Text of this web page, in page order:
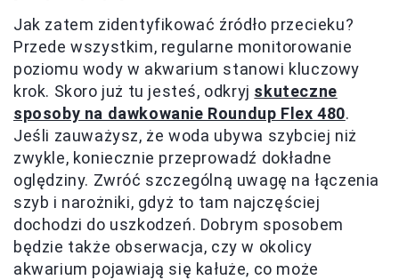
Jak zatem zidentyfikować źródło przecieku?
Przede wszystkim, regularne monitorowanie
poziomu wody w akwarium stanowi kluczowy
krok. Skoro już tu jesteś, odkryj skuteczne
sposoby na dawkowanie Roundup Flex 480.
Jeśli zauważysz, że woda ubywa szybciej niż
zwykle, koniecznie przeprowadź dokładne
oględziny. Zwróć szczególną uwagę na łączenia
szyb i narożniki, gdyż to tam najczęściej
dochodzi do uszkodzeń. Dobrym sposobem
będzie także obserwacja, czy w okolicy
akwarium pojawiają się kałuże, co może